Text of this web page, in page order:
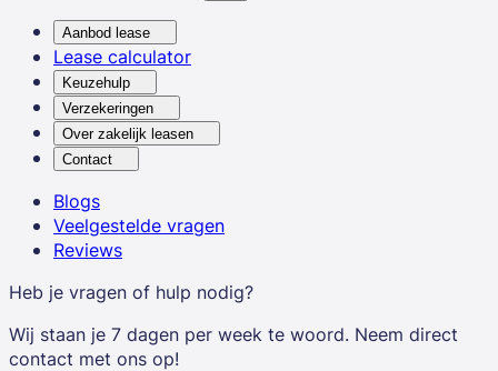
Aanbod lease
Lease calculator
Keuzehulp
Verzekeringen
Over zakelijk leasen
Contact
Blogs
Veelgestelde vragen
Reviews
Heb je vragen of hulp nodig?
Wij staan je 7 dagen per week te woord. Neem direct
contact met ons op!